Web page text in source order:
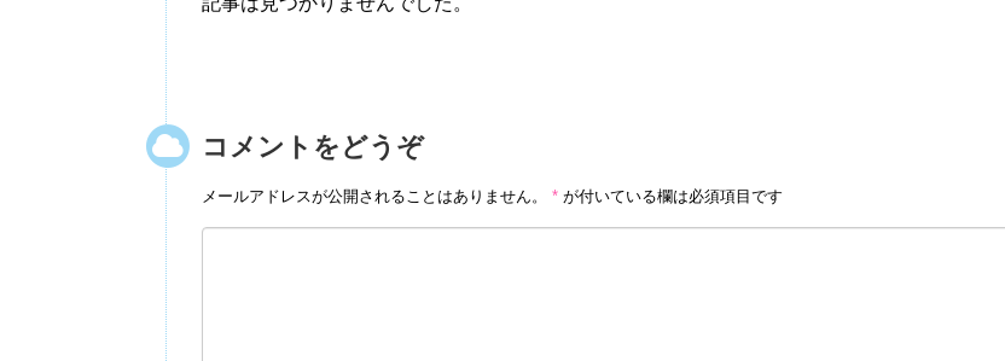
コメントをどうぞ
メールアドレスが公開されることはありません。 * が付いている欄は必須項目です